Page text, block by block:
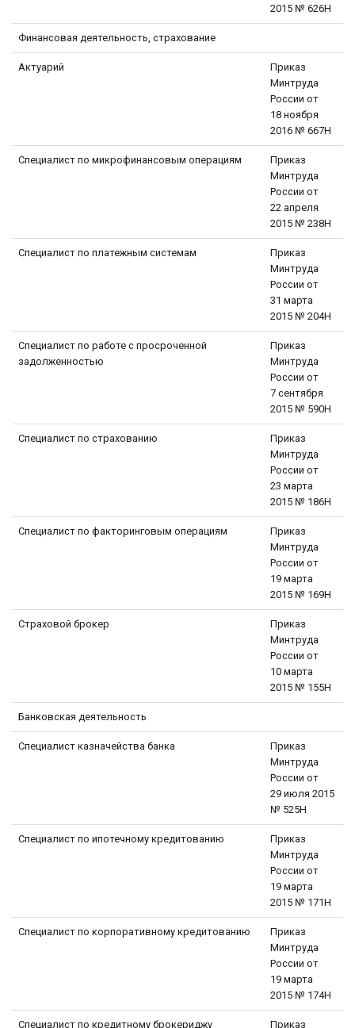
2015 № 626Н
Финансовая деятельность, страхование
Актуарий
Приказ
Минтруда
России от
18 ноября
2016 № 667Н
Специалист по микрофинансовым операциям
Приказ
Минтруда
России от
22 апреля
2015 № 238Н
Специалист по платежным системам
Приказ
Минтруда
России от
31 марта
2015 № 204Н
Специалист по работе с просроченной
задолженностью
Приказ
Минтруда
России от
7 сентября
2015 № 590Н
Специалист по страхованию
Приказ
Минтруда
России от
23 марта
2015 № 186Н
Специалист по факторинговым операциям
Приказ
Минтруда
России от
19 марта
2015 № 169Н
Страховой брокер
Приказ
Минтруда
России от
10 марта
2015 № 155Н
Банковская деятельность
Специалист казначейства банка
Приказ
Минтруда
России от
29 июля 2015
№ 525Н
Специалист по ипотечному кредитованию
Приказ
Минтруда
России от
19 марта
2015 № 171Н
Специалист по корпоративному кредитованию
Приказ
Минтруда
России от
19 марта
2015 № 174Н
Специалист по кредитному брокериджу Приказ